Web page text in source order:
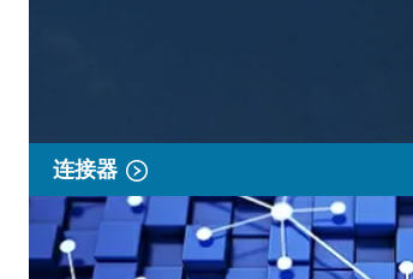
连接器